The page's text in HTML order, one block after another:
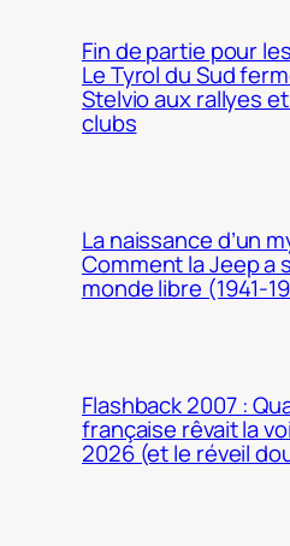
Fin de partie pour
Le Tyrol du Sud
Stelvio aux rallyes
clubs
La naissance d’un
Comment la Jeep a
monde libre (1941-
Flashback 2007 :
française rêvait la
2026 (et le réveil